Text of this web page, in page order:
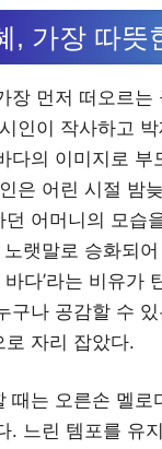
, 가장 따뜻
장 먼저 떠오르는
인이 작사하고
다의 이미지로 부
은 어린 시절 밤
던 어머니의 모습
랫말로 승화되어
바다’라는 비유가
구나 공감할 수
로 자리 잡았다.
때는 오른손 멜로
. 느린 템포를 유